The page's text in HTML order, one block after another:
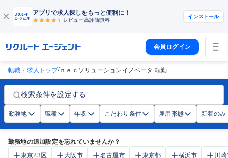
アプリで求人探しをもっと便利に！
レビュー高評価無料
インストール
会員ログイン
転職・求人トップ/ ｎｅｃソリューションイノベータ 転勤
検索条件を設定する
勤務地 職種 年収 こだわり条件 雇用形態 新着のみ
勤務地の追加設定を忘れていませんか？
東京23区
大阪市 名古屋市 東京都 横浜市 川